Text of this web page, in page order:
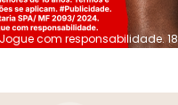
Jogue com responsabilidade.